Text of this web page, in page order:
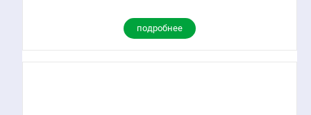
подробнее